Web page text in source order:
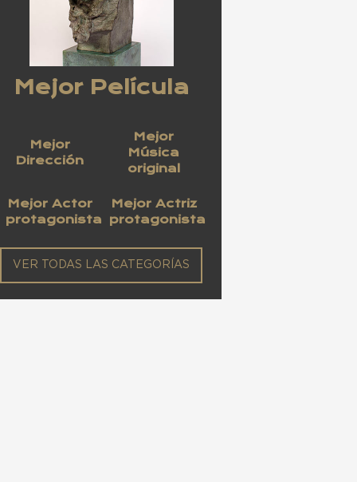
Mejor Película
Mejor
Dirección
Mejor
Música
original
Mejor Actor
protagonista
Mejor Actriz
protagonista
VER TODAS LAS CATEGORÍAS